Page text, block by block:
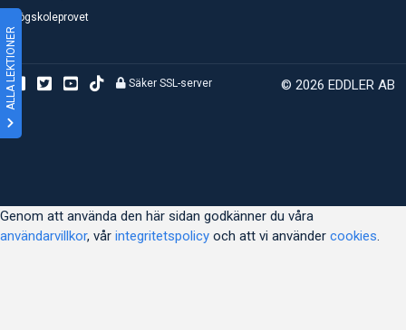
ALLA LEKTIONER
Högskoleprovet
© 2026 EDDLER AB
Säker SSL-server
Genom att använda den här sidan godkänner du våra
användarvillkor, vår integritetspolicy och att vi använder cookies.